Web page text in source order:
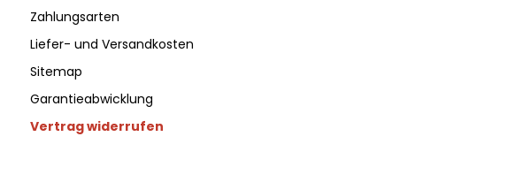
Zahlungsarten
Liefer- und Versandkosten
Sitemap
Garantieabwicklung
Vertrag widerrufen